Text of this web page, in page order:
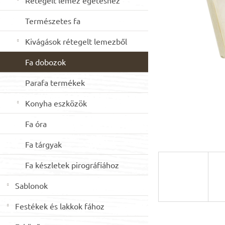
l
Természetes fa
Kivágások rétegelt lemezből
Fa dobozok
Parafa termékek
Konyha eszközök
Fa óra
Fa tárgyak
Fa készletek pirográfiához
Sablonok
Festékek és lakkok fához